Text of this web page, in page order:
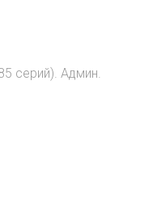
серий). Админ.